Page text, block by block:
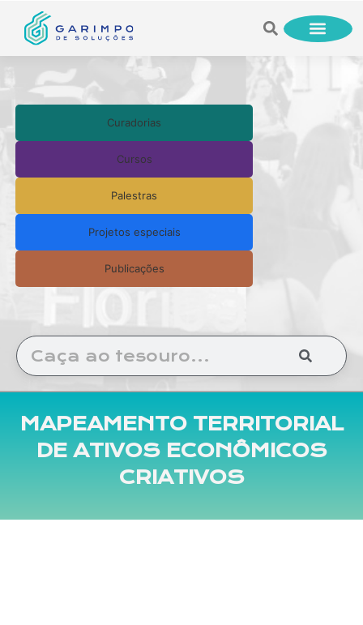
Curadorias
Cursos
Palestras
Projetos especiais
Publicações
MAPEAMENTO TERRITORIAL
DE ATIVOS ECONÔMICOS
CRIATIVOS